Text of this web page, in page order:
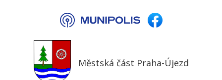
Městská část Praha-Újezd